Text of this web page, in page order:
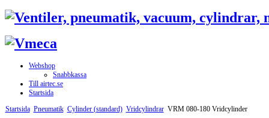
Webshop
Snabbkassa
Till airtec.se
Startsida
Startsida Pneumatik Cylinder (standard) Vridcylindrar VRM 080-180 Vridcylinder